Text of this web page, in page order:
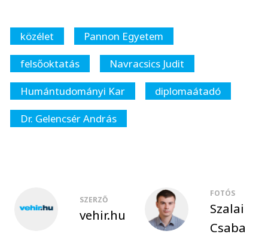
közélet
Pannon Egyetem
felsőoktatás
Navracsics Judit
Humántudományi Kar
diplomaátadó
Dr. Gelencsér András
SZERZŐ
vehir.hu
FOTÓS
Szalai
Csaba